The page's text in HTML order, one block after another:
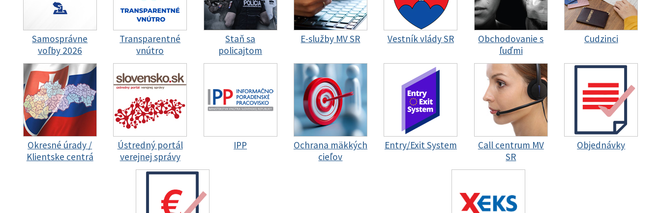
Samosprávne
voľby 2026
Transparentné
vnútro
Staň sa
policajtom
E-služby MV SR Vestník vlády SR
Obchodovanie s
ľuďmi
Cudzinci
Okresné úrady /
Klientske centrá
Ústredný portál
verejnej správy
IPP
Ochrana mäkkých
cieľov
Entry/Exit System
Call centrum MV
SR
Objednávky